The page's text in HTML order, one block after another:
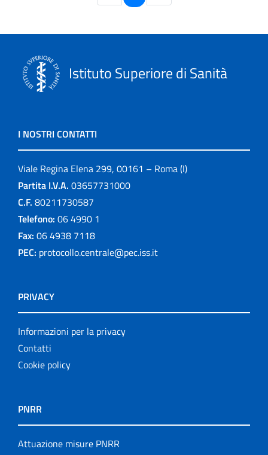
Istituto Superiore di Sanità
I NOSTRI CONTATTI
Viale Regina Elena 299, 00161 – Roma (I)
Partita I.V.A. 03657731000
C.F. 80211730587
Telefono: 06 4990 1
Fax: 06 4938 7118
PEC: protocollo.centrale@pec.iss.it
PRIVACY
Informazioni per la privacy
Contatti
Cookie policy
PNRR
Attuazione misure PNRR